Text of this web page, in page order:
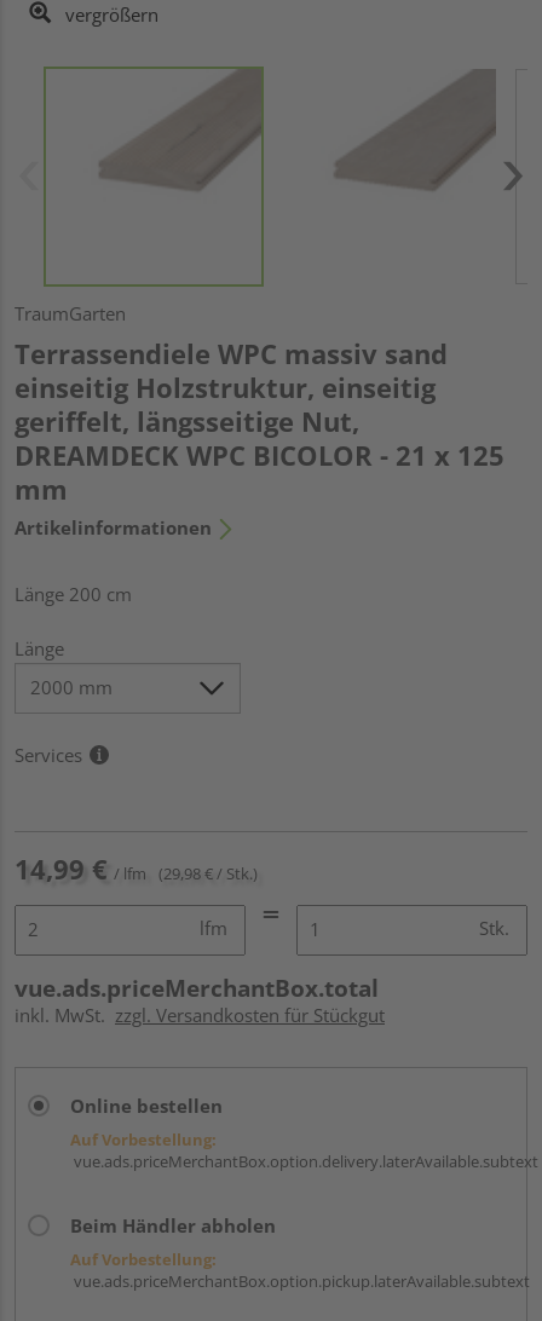
vergrößern
TraumGarten
Terrassendiele WPC massiv sand
einseitig Holzstruktur, einseitig
geriffelt, längsseitige Nut,
DREAMDECK WPC BICOLOR - 21 x 125
mm
Artikelinformationen
Länge 200 cm
Länge
Services
14,99 € / lfm (29,98 € / Stk.)
lfm Stk.
vue.ads.priceMerchantBox.total
inkl. MwSt. zzgl. Versandkosten für Stückgut
Online bestellen
Auf Vorbestellung:
vue.ads.priceMerchantBox.option.delivery.laterAvailable.subtext
Beim Händler abholen
Auf Vorbestellung:
vue.ads.priceMerchantBox.option.pickup.laterAvailable.subtext